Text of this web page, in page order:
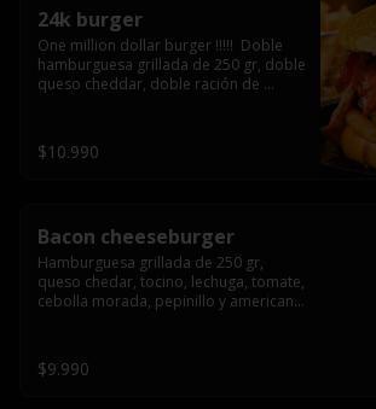
24k burger
One million dollar burger !!!!!  Doble
hamburguesa grillada de 250 gr, doble
queso cheddar, doble ración de
gold glitter
$10.990
Bacon cheeseburger
Hamburguesa grillada de 250 gr,
queso chedar, tocino, lechuga, tomate,
cebolla morada, pepinillo y american
$9.990